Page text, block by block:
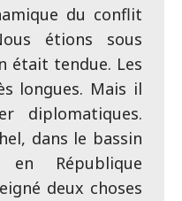
du conflit
étions sous
était tendue. Les
longues. Mais il
diplomatiques.
dans le bassin
République
deux choses